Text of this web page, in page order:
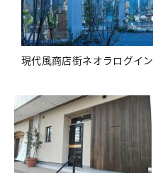
現代風商店街ネオラログイン